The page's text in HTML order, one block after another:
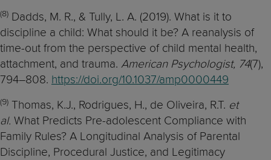
(8) Dadds, M. R., & Tully, L. A. (2019). What is it to
discipline a child: What should it be? A reanalysis of
time-out from the perspective of child mental health,
attachment, and trauma. American Psychologist, 74(7),
794–808. https://doi.org/10.1037/amp0000449
(9) Thomas, K.J., Rodrigues, H., de Oliveira, R.T. et
al. What Predicts Pre-adolescent Compliance with
Family Rules? A Longitudinal Analysis of Parental
Discipline, Procedural Justice, and Legitimacy